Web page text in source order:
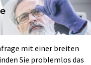
mit einer breiten
Sie problemlos das